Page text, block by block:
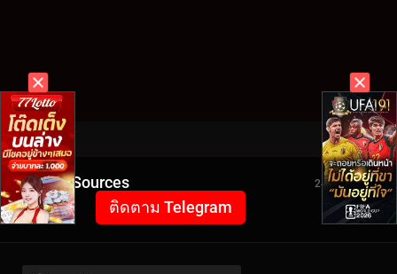
Video Sources 2430 Views
ติดตาม Telegram